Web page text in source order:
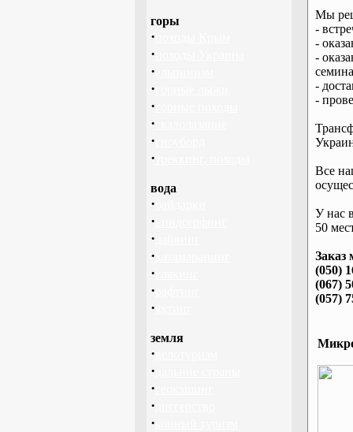
горы
·
·
·
·
·
·
·
·
вода
·
·
·
·
·
·
·
земля
·
·
·
·
·
Мы
-
-
-
-
-
Все
У нас
50
Заказ
(050)
(067)
(057)